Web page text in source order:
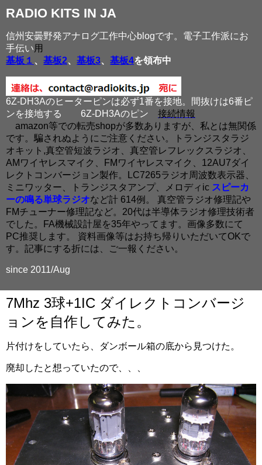
RADIO KITS IN JA
信州安曇野発アナログ工作中心blogです。電子工作派にお
手伝い用
基板１ 、 基板2、 基板3、 基板4を領布中
6Z-DH3Aのヒーターピンは必ず1番を接地。間抜けは6番ピ
ンを接地する
6Z-DH3Aのピン 接続情報
amazon等での転売shopが多数ありますが、私とは無関係
です。騙されぬようにご注意ください。トランジスタラジ
オキット,真空管短波ラジオ、真空管レフレックスラジオ、
AMワイヤレスマイク、FMワイヤレスマイク、12AU7ダイ
レクトコンバージョン製作。LC7265ラジオ周波数表示器、
ミニワッター、トランジスタアンプ、メロディic スピーカ
ーの鳴る単球ラジオなど計 614例。 真空管ラジオ修理記や
FMチューナー修理記など。20代は半導体ラジオ修理技術者
でした。FA機械設計屋を35年やってます。画像多数にて
PC推奨します。 資料画像等はお持ち帰りいただいてOKで
す。記事にする折には、ご一報ください。
since 2011/Aug
7Mhz 3球+1IC ダイレクトコンバージ
ョンを自作してみた。
片付けをしていたら、ダンボール箱の底から見つけた。
廃却したと想っていたので、、、